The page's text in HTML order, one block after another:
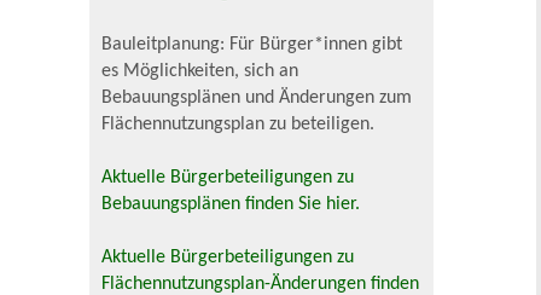
Bauleitplanung: Für Bürger*innen gibt
es Möglichkeiten, sich an
Bebauungsplänen und Änderungen zum
Flächennutzungsplan zu beteiligen.
Aktuelle Bürgerbeteiligungen zu
Bebauungsplänen finden Sie hier.
Aktuelle Bürgerbeteiligungen zu
Flächennutzungsplan-Änderungen finden